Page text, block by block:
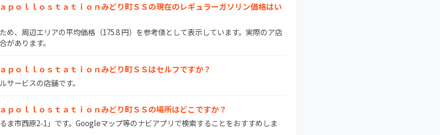
ｏｌｌｏｓｔａｔｉｏｎみどり町ＳＳの現在のレギュラーガソリン価格はい
め、周辺エリアの平均価格（175.8 円）を参考値として表示しています。実際のア店
があります。
ｏｌｌｏｓｔａｔｉｏｎみどり町ＳＳはセルフですか？
サービスの店舗です。
ｏｌｌｏｓｔａｔｉｏｎみどり町ＳＳの場所はどこですか？
ま市西原2-1」です。Googleマップ等のナビアプリで検索することをおすすめしま